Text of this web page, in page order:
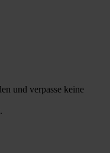
und verpasse keine